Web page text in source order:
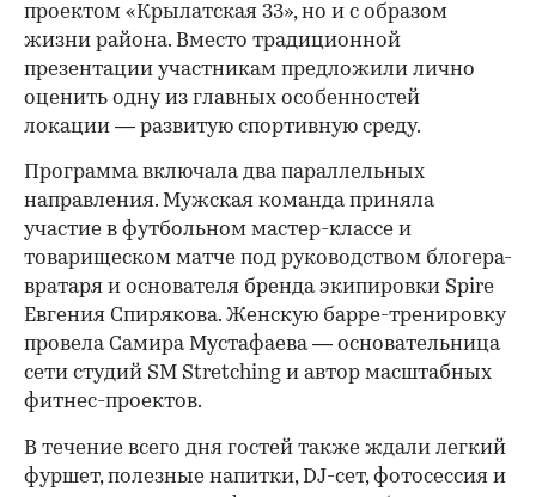
проектом «Крылатская 33», но и с образом
жизни района. Вместо традиционной
презентации участникам предложили лично
оценить одну из главных особенностей
локации — развитую спортивную среду.
Программа включала два параллельных
направления. Мужская команда приняла
участие в футбольном мастер-классе и
товарищеском матче под руководством блогера-
вратаря и основателя бренда экипировки Spire
Евгения Спирякова. Женскую барре-тренировку
провела Самира Мустафаева — основательница
сети студий SM Stretching и автор масштабных
фитнес-проектов.
В течение всего дня гостей также ждали легкий
фуршет, полезные напитки, DJ-сет, фотосессия и